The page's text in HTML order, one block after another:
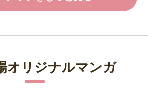
オリジナルマンガ